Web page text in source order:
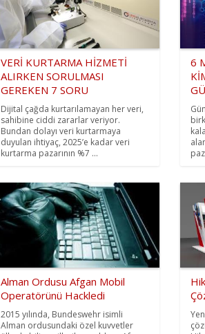
VERİ KURTARMA HİZMETİ
ALIRKEN SORULMASI
GEREKEN 7 SORU
Dijital çağda kurtarılamayan her veri,
sahibine ciddi zararlar veriyor.
Bundan dolayı veri kurtarmaya
duyulan ihtiyaç, 2025’e kadar veri
kurtarma pazarının %7 ...
6
Alman Ordusu Afgan Mobil
Operatörünü Hackledi
2015 yılında, Bundeswehr isimli
Alman ordusundaki özel kuvvetler